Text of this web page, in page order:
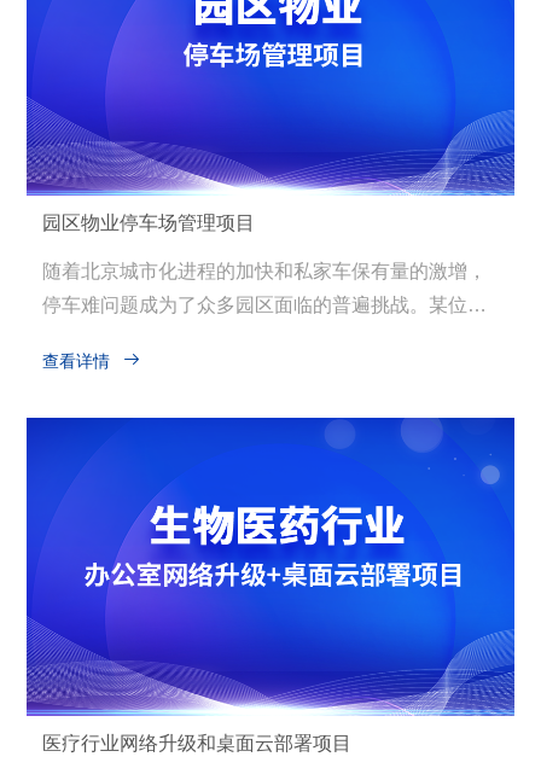
园区物业停车场管理项目
随着北京城市化进程的加快和私家车保有量的激增，
停车难问题成为了众多园区面临的普遍挑战。某位于
多，加之访客频繁，原有停车场管理方式已无法满足
提升园区管理水平和服务品质，园区管理层决定实施
全新的智能停车场管理系统项目。
查看详情 
医疗行业网络升级和桌面云部署项目